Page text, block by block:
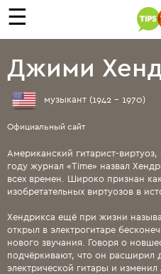
☰
Джими
музыкант (1942 - 1970)
Официальный сайт
Американский гитарист-
году журнал «Time» назвал
всех времен. Широко признан
изобретательных виртуозов в
Хендрикса ещё при жизни
открыл в электрогитаре
нового звучания. Говоря о
подчёркивают, что он расширил
электрической гитары и